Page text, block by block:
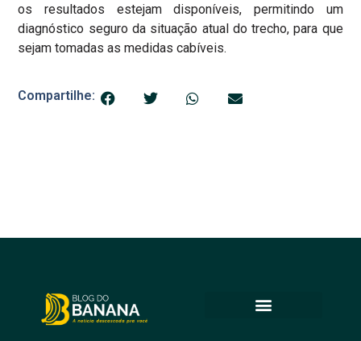
os resultados estejam disponíveis, permitindo um
diagnóstico seguro da situação atual do trecho, para que
sejam tomadas as medidas cabíveis.
Compartilhe: